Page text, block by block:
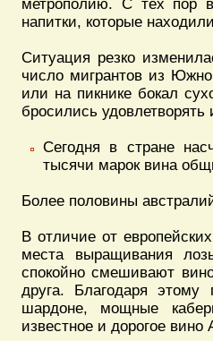
метрополию. С тех пор
напитки, которые
Ситуация резко
число мигрантов из
или на пикнике бокал
бросились удовлетворять
Сегодня в стране
тысячи марок вина
Более половины
В отличие от
места выращивания
спокойно смешивают
друга. Благодаря
шардоне, мощные
известное и дорогое